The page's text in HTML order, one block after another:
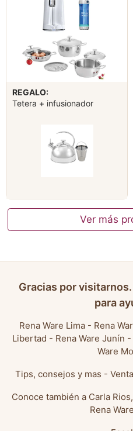
REGALO:
Tetera + infusionador
Ver más
Gracias por
para
Rena Ware Lima- Rena
Libertad - Rena Ware Junín -
Ware
Tips, consejos y mas -
Conoce también a Carla
Rena